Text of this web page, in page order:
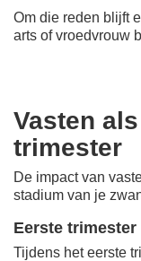
Om die reden blijft
arts of vroedvrouw
Vasten
trimester
De impact van
stadium van je
Eerste trimester
Tijdens het eerste